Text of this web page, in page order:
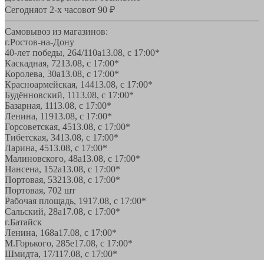
Сегодняот 2-х часовот 90 ₽
Самовывоз из магазинов:
г.Ростов-на-Дону
40-лет победы, 264/110а13.08, с 17:00*
Каскадная, 7213.08, с 17:00*
Королева, 30а13.08, с 17:00*
Красноармейская, 14413.08, с 17:00*
Будённовский, 1113.08, с 17:00*
Базарная, 1113.08, с 17:00*
Ленина, 11913.08, с 17:00*
Горсоветская, 4513.08, с 17:00*
Тибетская, 3413.08, с 17:00*
Ларина, 4513.08, с 17:00*
Малиновского, 48а13.08, с 17:00*
Нансена, 152а13.08, с 17:00*
Портовая, 53213.08, с 17:00*
Портовая, 702 шт
Рабочая площадь, 1917.08, с 17:00*
Сальский, 28a17.08, с 17:00*
г.Батайск
Ленина, 168а17.08, с 17:00*
М.Горького, 285е17.08, с 17:00*
Шмидта, 17/117.08, с 17:00*